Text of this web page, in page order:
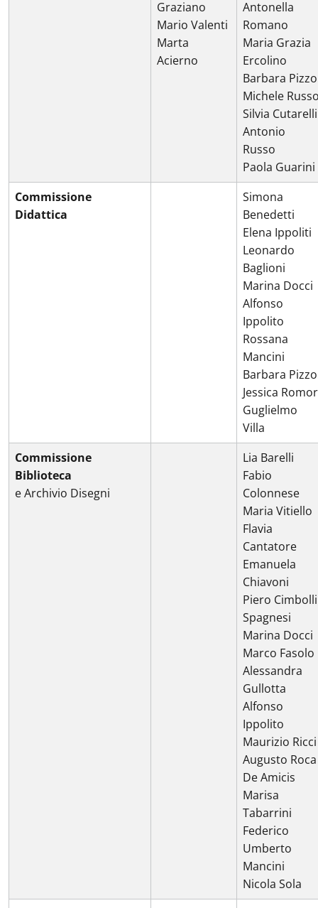
Graziano
Mario Valenti
Marta
Acierno
Antonella
Romano
Maria Grazia
Ercolino
Barbara Pizzo
Michele
Silvia Cutarelli
Antonio
Russo
Paola Guarini
Commissione
Didattica
Simona
Benedetti
Elena Ippoliti
Leonardo
Baglioni
Marina Docci
Alfonso
Ippolito
Rossana
Mancini
Barbara Pizzo
Jessica Romor
Guglielmo
Villa
Commissione
Biblioteca
e Archivio Disegni
Lia Barelli
Fabio
Colonnese
Maria Vitiello
Flavia
Cantatore
Emanuela
Chiavoni
Piero Cimbolli
Spagnesi
Marina Docci
Marco Fasolo
Alessandra
Gullotta
Alfonso
Ippolito
Maurizio Ricci
Augusto Roca
De Amicis
Marisa
Tabarrini
Federico
Umberto
Mancini
Nicola Sola